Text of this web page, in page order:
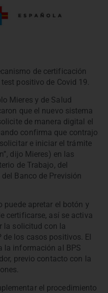
de certificación
positivo de Covid 19.
Mieres y de Salud
que el nuevo sistema
de manera digital el
confirma que contrajo
e iniciar el trámite
dijo Mieres) en las
de Trabajo, del
Banco de Previsión
puede apretar el botón y
certificarse, así se activa
la solicitud con la
los casos positivos. El
la información al BPS
previo contacto con la
el procedimiento